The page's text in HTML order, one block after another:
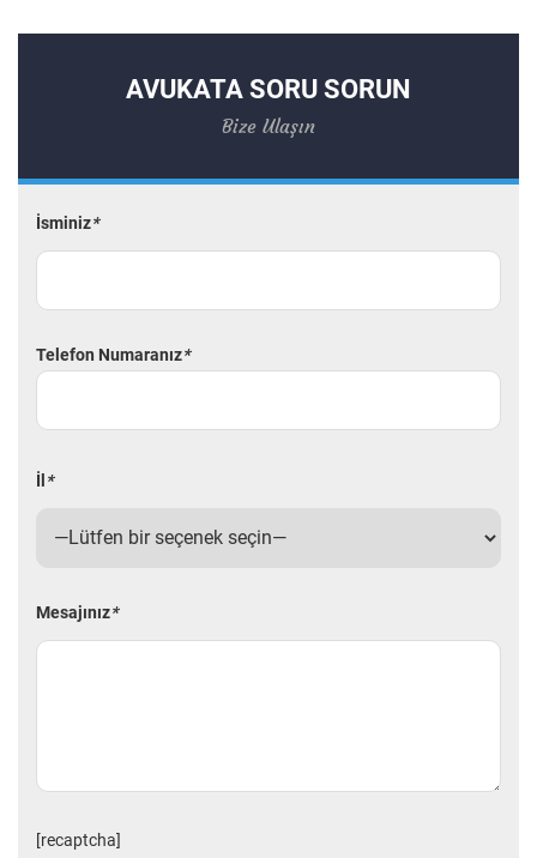
AVUKATA SORU SORUN
Bize Ulaşın
İsminiz*
Telefon Numaranız*
İl *
Mesajınız*
[recaptcha]